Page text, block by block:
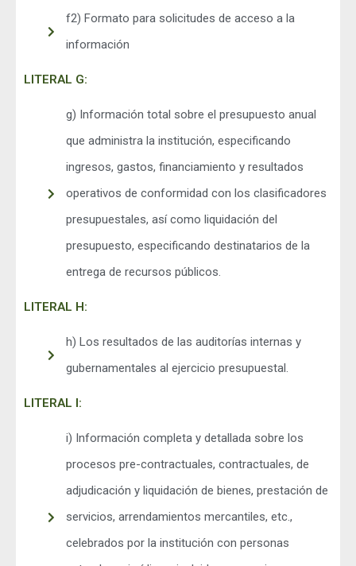
f2) Formato para solicitudes de acceso a la
información
LITERAL G:
g) Información total sobre el presupuesto anual
que administra la institución, especificando
ingresos, gastos, financiamiento y resultados
operativos de conformidad con los clasificadores
presupuestales, así como liquidación del
presupuesto, especificando destinatarios de la
entrega de recursos públicos.
LITERAL H:
h) Los resultados de las auditorías internas y
gubernamentales al ejercicio presupuestal.
LITERAL I:
i) Información completa y detallada sobre los
procesos pre-contractuales, contractuales, de
adjudicación y liquidación de bienes, prestación de
servicios, arrendamientos mercantiles, etc.,
celebrados por la institución con personas